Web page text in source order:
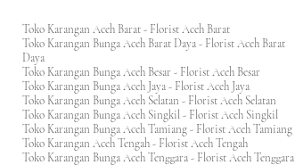
Toko Karangan Aceh Barat - Florist Aceh Barat
Toko Karangan Bunga Aceh Barat Daya - Florist Aceh Barat
Daya
Toko Karangan Bunga Aceh Besar - Florist Aceh Besar
Toko Karangan Bunga Aceh Jaya - Florist Aceh Jaya
Toko Karangan Bunga Aceh Selatan - Florist Aceh Selatan
Toko Karangan Bunga Aceh Singkil - Florist Aceh Singkil
Toko Karangan Bunga Aceh Tamiang - Florist Aceh Tamiang
Toko Karangan Aceh Tengah - Florist Aceh Tengah
Toko Karangan Bunga Aceh Tenggara - Florist Aceh Tenggara